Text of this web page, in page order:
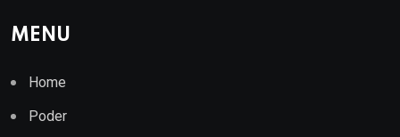
MENU
Home
Poder